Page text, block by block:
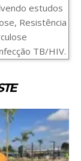
estudos
Resistência
TB/HIV.